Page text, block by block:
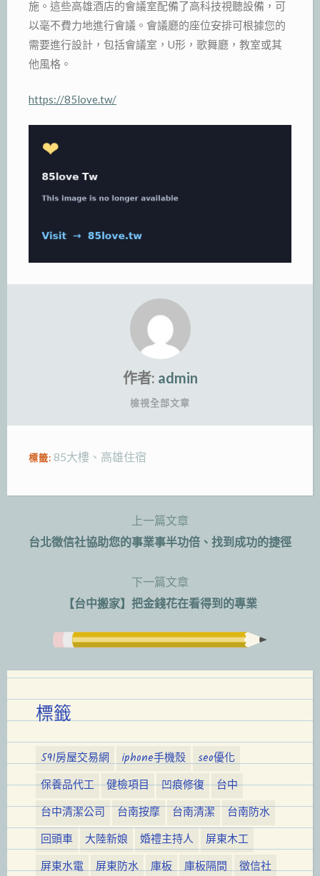
施。這些高雄酒店的會議室配備了高科技視聽設備，可
以毫不費力地進行會議。會議廳的座位安排可根據您的
需要進行設計，包括會議室，U形，歌舞廳，教室或其
他風格。
https://85love.tw/
作者: admin
檢視全部文章
標籤: 85大樓、 高雄住宿
上一篇文章
台北徵信社協助您的事業事半功倍、找到成功的捷徑
下一篇文章
【台中搬家】把金錢花在看得到的專業
標籤
591房屋交易網 iphone手機殼
seo優化
保養品代工
健檢項目 凹痕修復
台中
台中清潔公司
台南按摩 台南清潔
台南防水
回頭車
大陸新娘 婚禮主持人
屏東木工
屏東水電
屏東防水 庫板 庫板隔間
徵信社